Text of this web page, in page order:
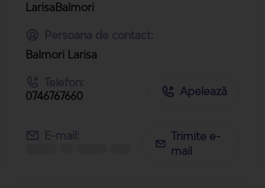
LarisaBalmori
Persoana de contact:
Balmori Larisa
Telefon:
0746767660
Apelează
E-mail:
Trimite e-
mail